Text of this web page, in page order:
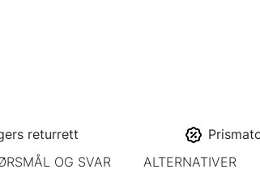
returrett
OG SVAR ALTERNATIVER